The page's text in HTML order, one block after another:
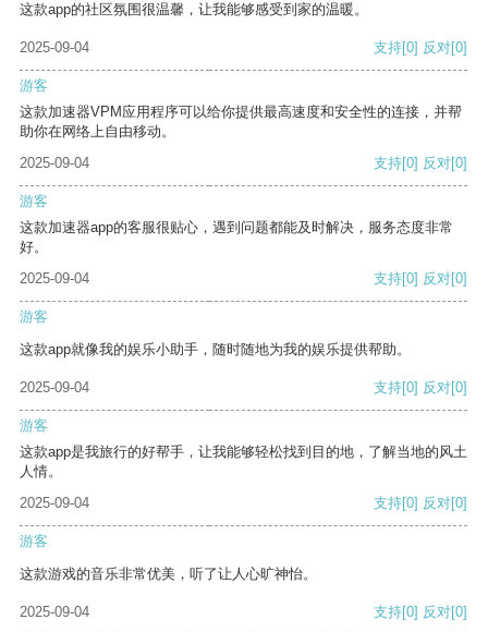
这款app的社区氛围很温馨，让我能够感受到家的温暖。
2025-09-04 支持[0] 反对[0]
游客
这款加速器VPM应用程序可以给你提供最高速度和安全性的连接，并帮
助你在网络上自由移动。
2025-09-04
支持[0] 反对[0]
游客
这款加速器app的客服很贴心，遇到问题都能及时解决，服务态度非常
好。
2025-09-04
支持[0] 反对[0]
游客
这款app就像我的娱乐小助手，随时随地为我的娱乐提供帮助。
2025-09-04 支持[0] 反对[0]
游客
这款app是我旅行的好帮手，让我能够轻松找到目的地，了解当地的风土
人情。
2025-09-04
支持[0] 反对[0]
游客
这款游戏的音乐非常优美，听了让人心旷神怡。
2025-09-04 支持[0] 反对[0]